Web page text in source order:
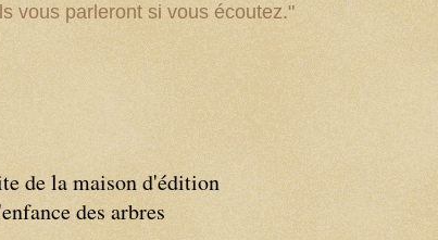
vous parleront si vous écoutez."
de la maison d'édition
des arbres